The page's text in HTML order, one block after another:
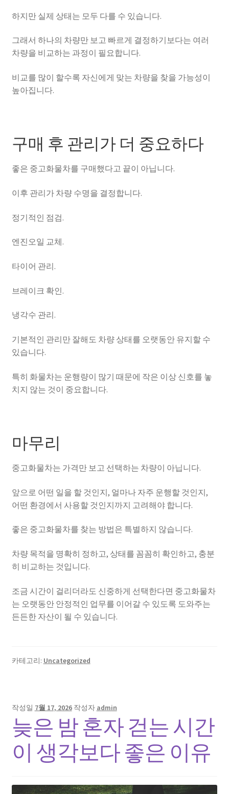
하지만 실제 상태는 모두 다를 수 있습니다.
그래서 하나의 차량만 보고 빠르게 결정하기보다는 여러
차량을 비교하는 과정이 필요합니다.
비교를 많이 할수록 자신에게 맞는 차량을 찾을 가능성이
높아집니다.
구매 후 관리가 더 중요하다
좋은 중고화물차를 구매했다고 끝이 아닙니다.
이후 관리가 차량 수명을 결정합니다.
정기적인 점검.
엔진오일 교체.
타이어 관리.
브레이크 확인.
냉각수 관리.
기본적인 관리만 잘해도 차량 상태를 오랫동안 유지할 수
있습니다.
특히 화물차는 운행량이 많기 때문에 작은 이상 신호를 놓
치지 않는 것이 중요합니다.
마무리
중고화물차는 가격만 보고 선택하는 차량이 아닙니다.
앞으로 어떤 일을 할 것인지, 얼마나 자주 운행할 것인지,
어떤 환경에서 사용할 것인지까지 고려해야 합니다.
좋은 중고화물차를 찾는 방법은 특별하지 않습니다.
차량 목적을 명확히 정하고, 상태를 꼼꼼히 확인하고, 충분
히 비교하는 것입니다.
조금 시간이 걸리더라도 신중하게 선택한다면 중고화물차
는 오랫동안 안정적인 업무를 이어갈 수 있도록 도와주는
든든한 자산이 될 수 있습니다.
카테고리: Uncategorized
작성일 7월 17, 2026 작성자 admin
늦은 밤 혼자 걷는 시간
이 생각보다 좋은 이유